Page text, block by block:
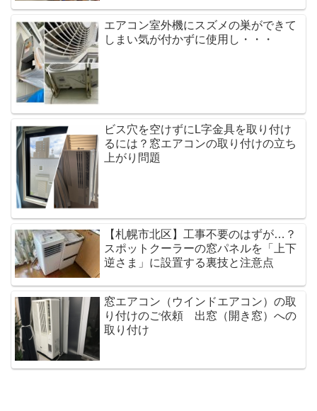
エアコン室外機にスズメの巣ができて
しまい気が付かずに使用し・・・
ビス穴を空けずにL字金具を取り付け
るには？窓エアコンの取り付けの立ち
上がり問題
【札幌市北区】工事不要のはずが…？
スポットクーラーの窓パネルを「上下
逆さま」に設置する裏技と注意点
窓エアコン（ウインドエアコン）の取
り付けのご依頼 出窓（開き窓）への
取り付け